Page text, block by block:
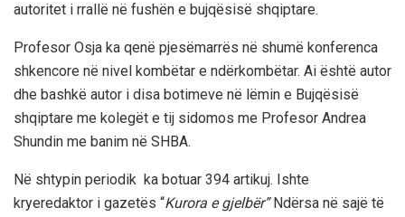
autoritet i rrallë në fushën e bujqësisë shqiptare.
Profesor Osja ka qenë pjesëmarrës në shumë konferenca
shkencore në nivel kombëtar e ndërkombëtar. Ai është autor
dhe bashkë autor i disa botimeve në lëmin e Bujqësisë
shqiptare me kolegët e tij sidomos me Profesor Andrea
Shundin me banim në SHBA.
Në shtypin periodik ka botuar 394 artikuj. Ishte
kryeredaktor i gazetës “Kurora e gjelbër”Ndërsa në sajë të